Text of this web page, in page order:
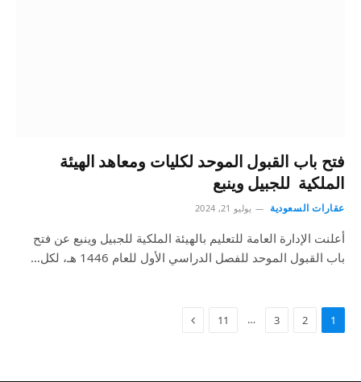
فتح باب القبول الموحد لكليات ومعاهد الهيئة
الملكية للجبيل وينبع
عقارات السعودية يوليو 21, 2024
أعلنت الإدارة العامة للتعليم بالهيئة الملكية للجبيل وينبع عن فتح
باب القبول الموحد للفصل الدراسي الأول للعام 1446 هـ، لكل…
1
2
3
…
11